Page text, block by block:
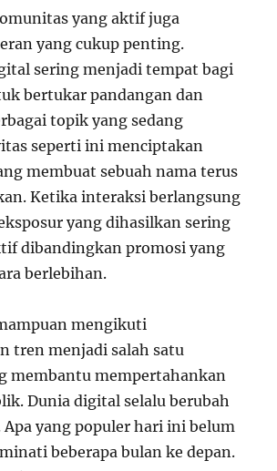
yang aktif juga
yang cukup penting.
sering menjadi tempat bagi
bertukar pandangan dan
topik yang sedang
seperti ini menciptakan
membuat sebuah nama terus
Ketika interaksi berlangsung
yang dihasilkan sering
dibandingkan promosi yang
berlebihan.
mengikuti
tren menjadi salah satu
membantu mempertahankan
Dunia digital selalu berubah
Apa yang populer hari ini belum
beberapa bulan ke depan.